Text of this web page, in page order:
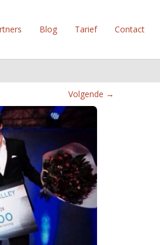
Blog Tarief Contact
Volgende →